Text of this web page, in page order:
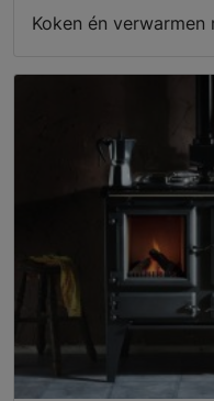
Koken én verwarmen